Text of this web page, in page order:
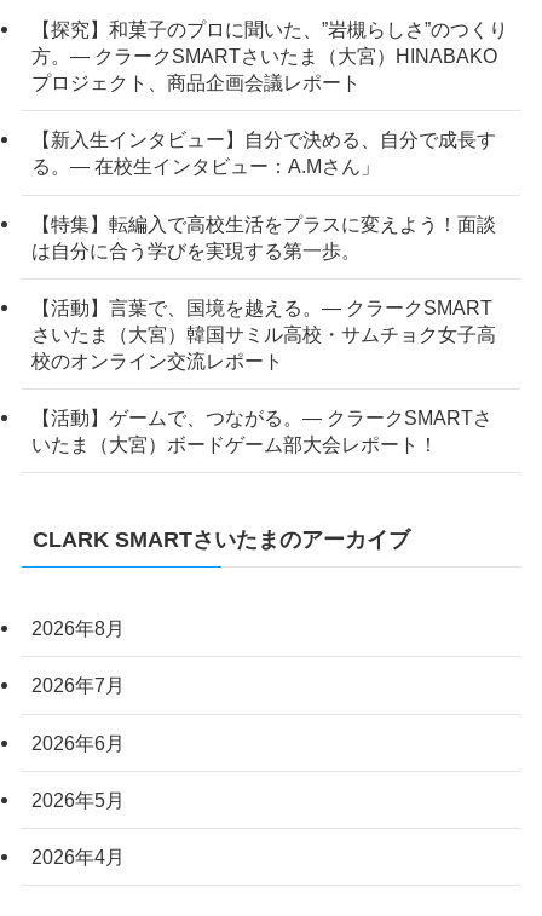
【探究】和菓子のプロに聞いた、”岩槻らしさ”のつくり
方。― クラークSMARTさいたま（大宮）HINABAKO
プロジェクト、商品企画会議レポート
【新入生インタビュー】自分で決める、自分で成長す
る。― 在校生インタビュー：A.Mさん」
【特集】転編入で高校生活をプラスに変えよう！面談
は自分に合う学びを実現する第一歩。
【活動】言葉で、国境を越える。― クラークSMART
さいたま（大宮）韓国サミル高校・サムチョク女子高
校のオンライン交流レポート
【活動】ゲームで、つながる。― クラークSMARTさ
いたま（大宮）ボードゲーム部大会レポート！
CLARK SMARTさいたまのアーカイブ
2026年8月
2026年7月
2026年6月
2026年5月
2026年4月